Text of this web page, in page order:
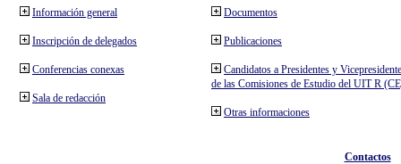
Información general
Inscripción de delegados
Conferencias conexas
Sala de redacción
Documentos
Publicaciones
Candidatos a Presidentes y
de las Comisiones de Estudio del UIT R
Otras informaciones
Contactos